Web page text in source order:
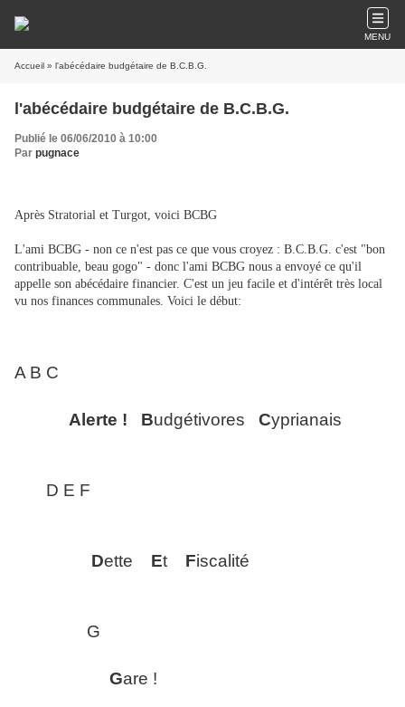
MENU
Accueil » l'abécédaire budgétaire de B.C.B.G.
l'abécédaire budgétaire de B.C.B.G.
Publié le 06/06/2010 à 10:00
Par pugnace
Après Stratorial et Turgot, voici BCBG
L'ami BCBG - non ce n'est pas ce que vous croyez : B.C.B.G. c'est "bon
contribuable, beau gogo" - donc l'ami BCBG nous a envoyé ce qu'il
appelle son abécédaire financier. C'est un jeu facile et d'intérêt très local
vu nos finances communales. Voici le début:
A B C
Alerte ! Budgétivores Cyprianais
D E F
Dette Et Fiscalité
G
Gare !